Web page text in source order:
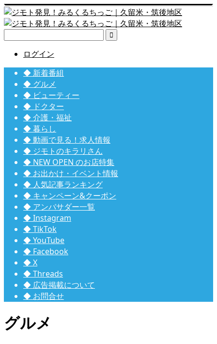

ログイン
◆ 新着番組
◆ グルメ
◆ ビューティー
◆ ドクター
◆ 介護・福祉
◆ 暮らし
◆ 動画で見る！求人情報
◆ ジモトのキラリさん
◆ NEW OPEN のお店特集
◆ お出かけ・イベント情報
◆ 人気記事ランキング
◆ キャンペーン&クーポン
◆ アンバサダー一覧
◆ Instagram
◆ TikTok
◆ YouTube
◆ Facebook
◆ X
◆ Threads
◆ 広告掲載について
◆ お問合せ
グルメ